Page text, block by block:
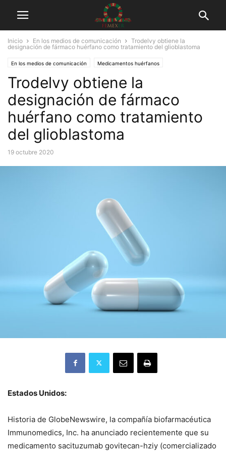
Inicio En los medios de comunicación
Trodelvy obtiene la
designación de fármaco huérfano como tratamiento del glioblastoma
En los medios de comunicación Medicamentos huérfanos
Trodelvy obtiene la
designación de fármaco
huérfano como tratamiento
del glioblastoma
19 octubre 2020
Estados Unidos:
Historia de GlobeNewswire, la compañía biofarmacéutica
Immunomedics, Inc. ha anunciado recientemente que su
medicamento sacituzumab govitecan-hziy (comercializado